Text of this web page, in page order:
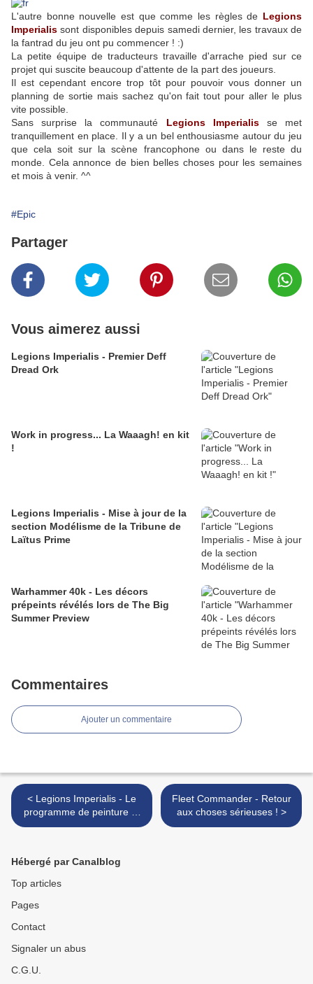
L'autre bonne nouvelle est que comme les règles de Legions
Imperialis sont disponibles depuis samedi dernier, les travaux de
la fantrad du jeu ont pu commencer ! :)
La petite équipe de traducteurs travaille d'arrache pied sur ce
projet qui suscite beaucoup d'attente de la part des joueurs.
Il est cependant encore trop tôt pour pouvoir vous donner un
planning de sortie mais sachez qu'on fait tout pour aller le plus
vite possible.
Sans surprise la communauté Legions Imperialisse met
tranquillement en place. Il y a un bel enthousiasme autour du jeu
que cela soit sur la scène francophone ou dans le reste du
monde. Cela annonce de bien belles choses pour les semaines
et mois à venir. ^^
#Epic
Partager
Vous aimerez aussi
Legions Imperialis - Premier Deff
Dread Ork
Work in progress... La Waaagh! en kit
!
Legions Imperialis - Mise à jour de la
section Modélisme de la Tribune de
Laïtus Prime
Warhammer 40k - Les décors
prépeints révélés lors de The Big
Summer Preview
Commentaires
Ajouter un commentaire
< Legions Imperialis - Le
programme de peinture et
une gourmandise de Rhino
Fleet Commander - Retour
aux choses sérieuses ! >
Hébergé par Canalblog
Top articles
Pages
Contact
Signaler un abus
C.G.U.